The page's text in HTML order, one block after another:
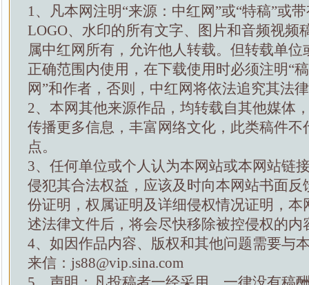
1、凡本网注明“来源：中红网”或“特稿”或
LOGO、水印的所有文字、图片和音频视频
属中红网所有，允许他人转载。但转载单位
正确范围内使用，在下载使用时必须注明“
网”和作者，否则，中红网将依法追究其法
2、本网其他来源作品，均转载自其他媒体
传播更多信息，丰富网络文化，此类稿件不
点。
3、任何单位或个人认为本网站或本网站链
侵犯其合法权益，应该及时向本网站书面反
份证明，权属证明及详细侵权情况证明，本
述法律文件后，将会尽快移除被控侵权的内
4、如因作品内容、版权和其他问题需要与
来信：js88@vip.sina.com